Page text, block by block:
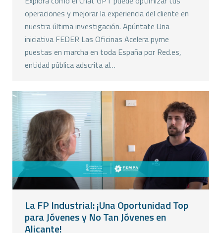
operaciones y mejorar la experiencia del cliente en
nuestra última investigación. Apúntate Una
iniciativa FEDER Las Oficinas Acelera pyme
puestas en marcha en toda España por Red.es,
entidad pública adscrita al…
La FP Industrial: ¡Una Oportunidad Top
para Jóvenes y No Tan Jóvenes en
Alicante!